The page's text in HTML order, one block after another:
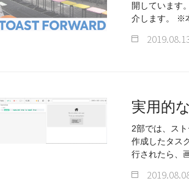
開しています
実用的
2部では、ス
作成したタスク管